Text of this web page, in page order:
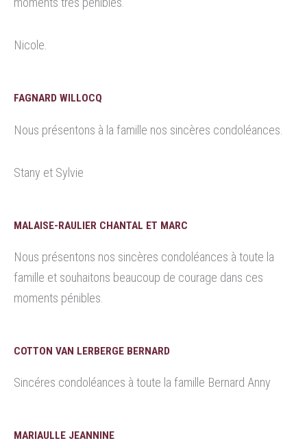
Nicole.
FAGNARD WILLOCQ
Nous présentons à la famille nos sincères condoléances.
Stany et Sylvie
MALAISE-RAULIER CHANTAL ET MARC
Nous présentons nos sincères condoléances à toute la
famille et souhaitons beaucoup de courage dans ces
moments pénibles.
COTTON VAN LERBERGE BERNARD
Sincéres condoléances à toute la famille Bernard Anny
MARIAULLE JEANNINE